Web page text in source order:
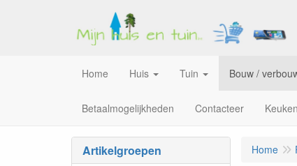
Home Huis Tuin Bouw /
Betaalmogelijkheden Contacteer
Artikelgroepen Home